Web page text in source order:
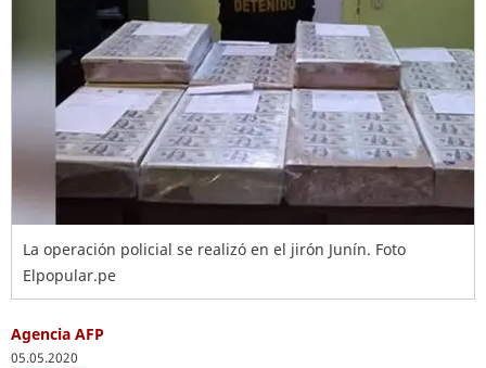
La operación policial se realizó en el jirón Junín. Foto
Elpopular.pe
Agencia AFP
05.05.2020